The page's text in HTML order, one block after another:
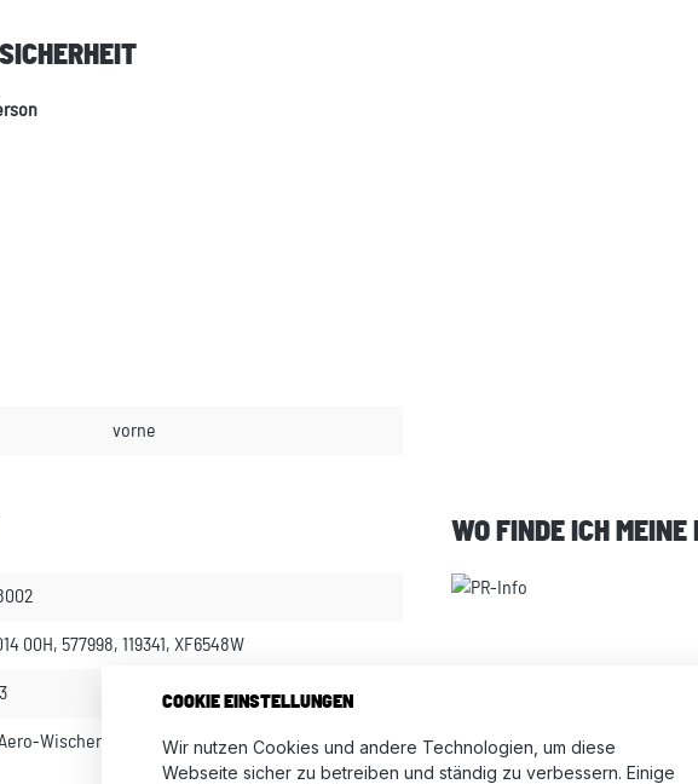
vorne
00H, 577998, 119341, XF6548W
Wischerblätter
WO FINDE ICH
COOKIE EINSTELLUNGEN
Wir nutzen Cookies und andere Technologien, um diese
Webseite sicher zu betreiben und ständig zu verbessern. Einige